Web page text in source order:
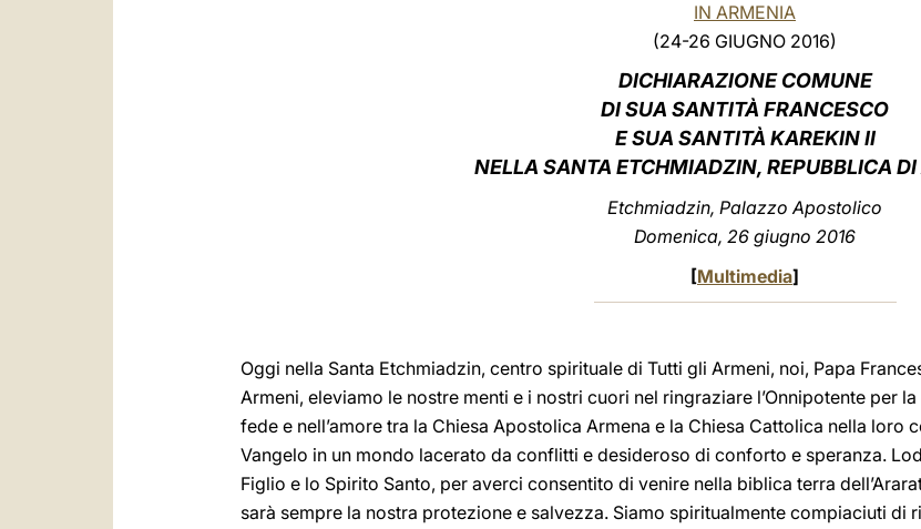
IN ARMENIA
(24-26 GIUGNO 2016)
DICHIARAZIONE COMUNE
DI SUA SANTITÀ FRANCESCO
E SUA SANTITÀ KAREKIN II
NELLA SANTA ETCHMIADZIN, REPUBBLICA
Etchmiadzin, Palazzo Apostolico
Domenica, 26 giugno 2016
[Multimedia]
Oggi nella Santa Etchmiadzin, centro spirituale di Tutti gli Armeni, noi, Papa
Armeni, eleviamo le nostre menti e i nostri cuori nel ringraziare l’Onnipotente per
fede e nell’amore tra la Chiesa Apostolica Armena e la Chiesa Cattolica nella loro
Vangelo in un mondo lacerato da conflitti e desideroso di conforto e speranza.
Figlio e lo Spirito Santo, per averci consentito di venire nella biblica terra
sarà sempre la nostra protezione e salvezza. Siamo spiritualmente compiaciuti di